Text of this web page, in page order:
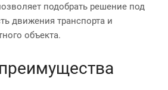
подобрать решение под
движения транспорта и
объекта.